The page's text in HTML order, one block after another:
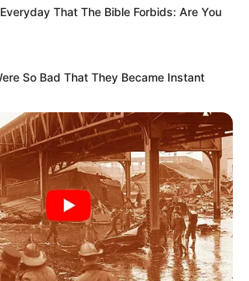
That The Bible Forbids: Are You
So Bad That They Became Instant